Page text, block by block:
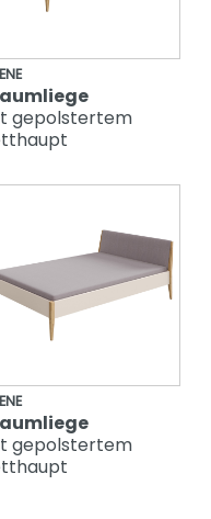
gepolstertem
gepolstertem